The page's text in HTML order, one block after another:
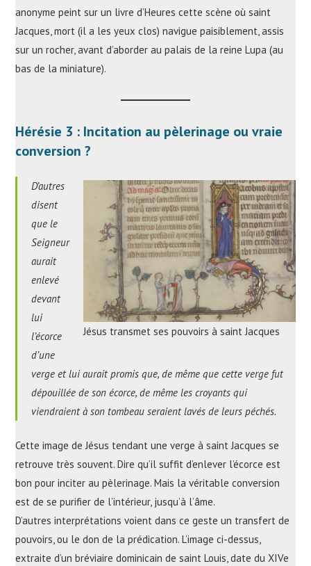
anonyme peint sur un livre d’Heures cette scène où saint
Jacques, mort (il a les yeux clos) navigue paisiblement, assis
sur un rocher, avant d’aborder au palais de la reine Lupa (au
bas de la miniature).
Hérésie 3 : Incitation au pèlerinage ou vraie
conversion ?
Jésus transmet ses pouvoirs à saint Jacques
D’autres
disent
que le
Seigneur
aurait
enlevé
devant
lui
l’écorce
d’une
verge et lui aurait promis que, de même que cette verge fut
dépouillée de son écorce, de même les croyants qui
viendraient à son tombeau seraient lavés de leurs péchés.
Cette image de Jésus tendant une verge à saint Jacques se
retrouve très souvent. Dire qu’il suffit d’enlever l’écorce est
bon pour inciter au pèlerinage. Mais la véritable conversion
est de se purifier de l’intérieur, jusqu’à l’âme.
D’autres interprétations voient dans ce geste un transfert de
pouvoirs, ou le don de la prédication. L’image ci-dessus,
extraite d’un bréviaire dominicain de saint Louis, date du XIVe